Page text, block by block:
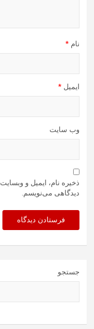
نام *
ایمیل *
وب‌ سایت
ذخیره نام، ایمیل و
دیدگاهی می‌نویسم.
جستجو